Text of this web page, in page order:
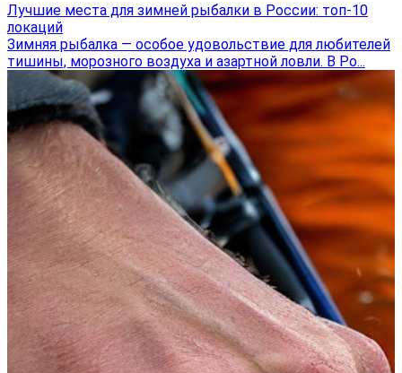
Лучшие места для зимней рыбалки в России: топ-10
локаций
Зимняя рыбалка — особое удовольствие для любителей
тишины, морозного воздуха и азартной ловли. В Ро...